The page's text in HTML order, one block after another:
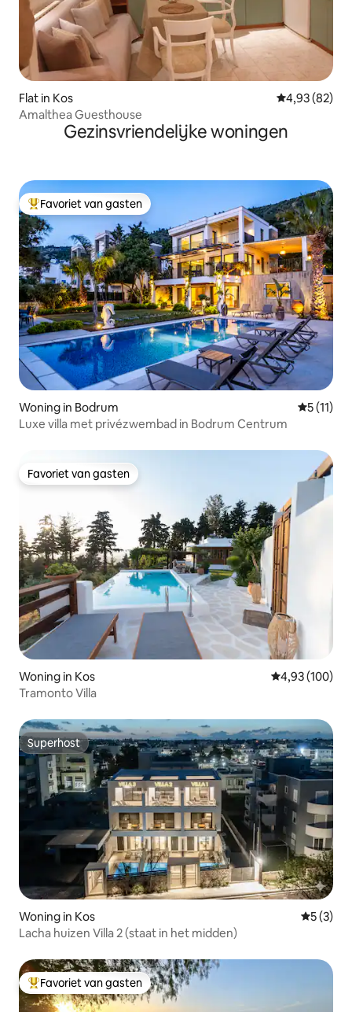
Flat in Kos Gemiddelde
4,93 (82)
Amalthea Guesthouse
Gezinsvriendelijke woningen
Topfavoriet van gasten
Favoriet van gasten
Woning in Bodrum
5 (11)
Luxe villa met privézwembad in Bodrum Centrum
Favoriet van gasten
Favoriet van gasten
Woning in Kos Gemiddelde
4,93 (100)
Tramonto Villa
Superhost
Superhost
Woning in Kos
5 (3)
Lacha huizen Villa 2 (staat in het midden)
Topfavoriet van gasten
Favoriet van gasten